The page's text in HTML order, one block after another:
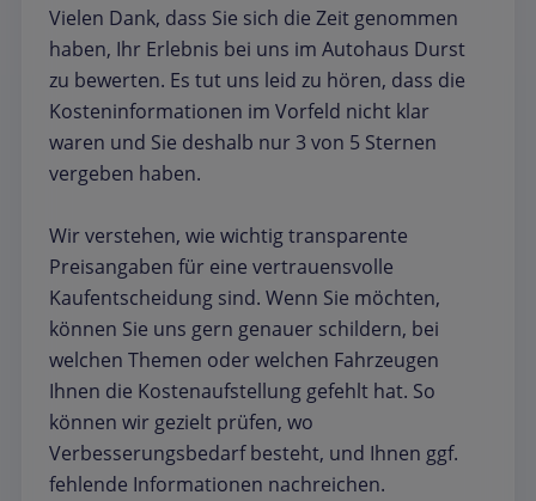
Vielen Dank, dass Sie sich die Zeit genommen
haben, Ihr Erlebnis bei uns im Autohaus Durst
zu bewerten. Es tut uns leid zu hören, dass die
Kosteninformationen im Vorfeld nicht klar
waren und Sie deshalb nur 3 von 5 Sternen
vergeben haben.
Wir verstehen, wie wichtig transparente
Preisangaben für eine vertrauensvolle
Kaufentscheidung sind. Wenn Sie möchten,
können Sie uns gern genauer schildern, bei
welchen Themen oder welchen Fahrzeugen
Ihnen die Kostenaufstellung gefehlt hat. So
können wir gezielt prüfen, wo
Verbesserungsbedarf besteht, und Ihnen ggf.
fehlende Informationen nachreichen.